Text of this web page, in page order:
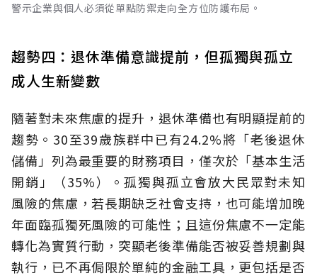
警示企業與個人必須從單點防禦走向全方位防護布局。
趨勢四：退休準備意識提前，但孤獨與孤立
成人生新變數
隨著對未來焦慮的提升，退休準備也有明顯提前的
趨勢。30至39歲族群中已有24.2%將「老後退休
儲備」列為最重要的財務項目，僅次於「基本生活
開銷」（35%）。孤獨與孤立會放大民眾對未知
風險的焦慮，若長期缺乏社會支持，也可能增加晚
年面臨孤獨死風險的可能性；且這份焦慮不一定能
轉化為實質行動，突顯老後準備能否被妥善規劃與
執行，已不再侷限於單純的金融工具，更包括是否